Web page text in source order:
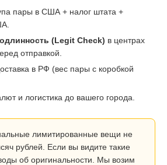
пары в США + налог штата +
(Legit Check) в центрах
отправкой.
в РФ (вес пары с коробкой
и логистика до вашего города.
лимитированные вещи не
рублей. Если вы видите такие
об оригинальности. Мы возим